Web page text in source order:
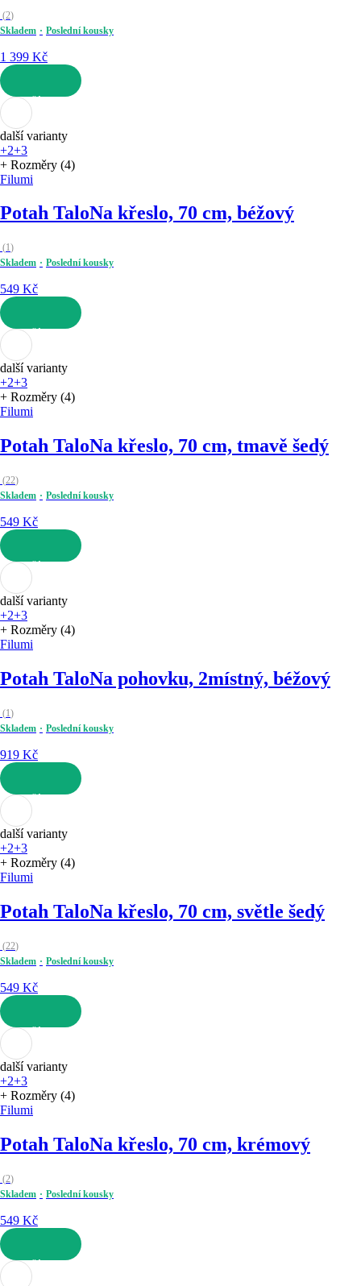
(2)
Skladem
Poslední kousky
1 399 Kč
DO KOŠÍKU
další varianty
+2+3
+ Rozměry (4)
Filumi
Potah TaloNa křeslo, 70 cm, béžový
(1)
Skladem
Poslední kousky
549 Kč
DO KOŠÍKU
další varianty
+2+3
+ Rozměry (4)
Filumi
Potah TaloNa křeslo, 70 cm, tmavě šedý
(22)
Skladem
Poslední kousky
549 Kč
DO KOŠÍKU
další varianty
+2+3
+ Rozměry (4)
Filumi
Potah TaloNa pohovku, 2místný, béžový
(1)
Skladem
Poslední kousky
919 Kč
DO KOŠÍKU
další varianty
+2+3
+ Rozměry (4)
Filumi
Potah TaloNa křeslo, 70 cm, světle šedý
(22)
Skladem
Poslední kousky
549 Kč
DO KOŠÍKU
další varianty
+2+3
+ Rozměry (4)
Filumi
Potah TaloNa křeslo, 70 cm, krémový
(2)
Skladem
Poslední kousky
549 Kč
DO KOŠÍKU